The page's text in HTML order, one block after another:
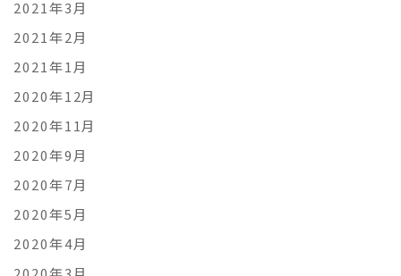
2021年3月
2021年2月
2021年1月
2020年12月
2020年11月
2020年9月
2020年7月
2020年5月
2020年4月